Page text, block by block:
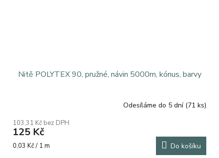
Nitě POLYTEX 90, pružné, návin 5000m, kónus, barvy
Odesíláme do 5 dní (71 ks)
103,31 Kč bez DPH
125 Kč
Měrná
0,03 Kč / 1 m Do košíku